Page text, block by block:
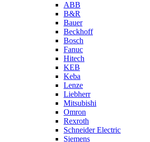
ABB
B&R
Bauer
Beckhoff
Bosch
Fanuc
Hitech
KEB
Keba
Lenze
Liebherr
Mitsubishi
Omron
Rexroth
Schneider Electric
Siemens